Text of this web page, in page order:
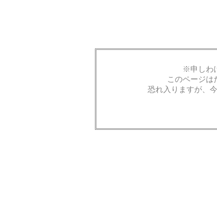
※申しわ
このページは
恐れ入りますが、